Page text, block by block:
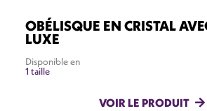
OBÉLISQUE EN CRISTAL
LUXE
Disponible en
1 taille
VOIR LE PRODUIT